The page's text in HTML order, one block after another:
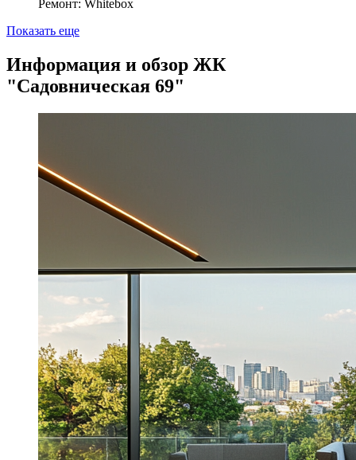
Ремонт: Whitebox
Показать еще
Информация и обзор ЖК
"Садовническая 69"